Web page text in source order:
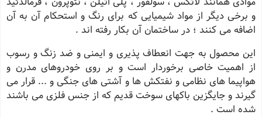
و برخی دیگر از مواد شیمیایی که برای رنگ و استحکام آن به آن
اضافه می کنند ؛ در ساختمان آن بکار رفته اند .
این محصول به جهت انعطاف پذیری و ایمنی و ضد زنگ و رسوب
از اهمیت خاصی برخوردار است و بر روی خودروهای مدرن و
هواپیما های نظامی و نفتکش ها و آشتی های جنگی و ... قرار می
گیرند و جایگزین باکهای سوخت قدیم که از جنس فلزی می باشند
شده است .